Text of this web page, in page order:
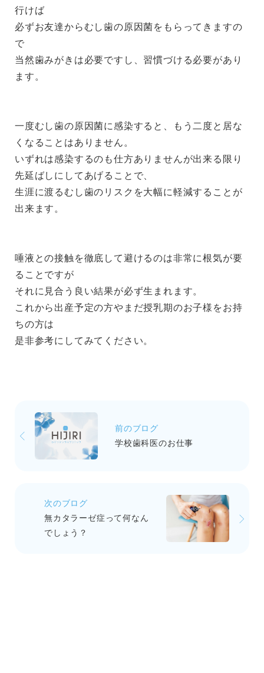
行けば
必ずお友達からむし歯の原因菌をもらってきますの
で
当然歯みがきは必要ですし、習慣づける必要があり
ます。
一度むし歯の原因菌に感染すると、もう二度と居な
くなることはありません。
いずれは感染するのも仕方ありませんが出来る限り
先延ばしにしてあげることで、
生涯に渡るむし歯のリスクを大幅に軽減することが
出来ます。
唾液との接触を徹底して避けるのは非常に根気が要
ることですが
それに見合う良い結果が必ず生まれます。
これから出産予定の方やまだ授乳期のお子様をお持
ちの方は
是非参考にしてみてください。
前のブログ
学校歯科医のお仕事
次のブログ
無カタラーゼ症って何なん
でしょう？